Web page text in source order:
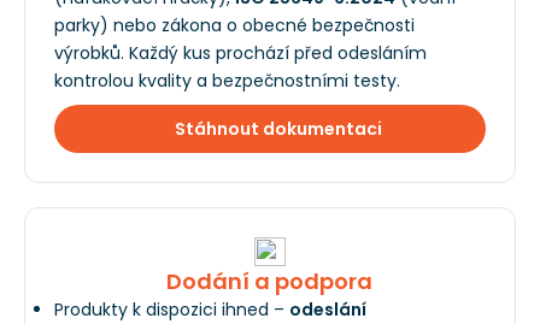
parky) nebo zákona o obecné bezpečnosti
výrobků. Každý kus prochází před odesláním
kontrolou kvality a bezpečnostními testy.
Stáhnout dokumentaci
Dodání a podpora
Produkty k dispozici ihned – odeslání